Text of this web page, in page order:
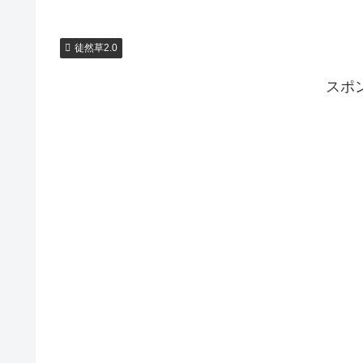
徒然草2.0
スポ